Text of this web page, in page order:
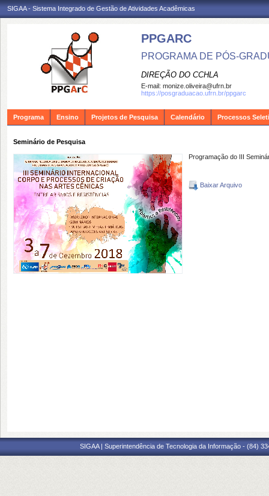
SIGAA - Sistema Integrado de Gestão de Atividades Acadêmicas
PPGARC
PROGRAMA DE PÓS-
DIREÇÃO DO CCHLA
E-mail: monize.oliveira@ufrn.br
https://posgraduacao.ufrn.br/ppgarc
Programa Ensino Projetos de Pesquisa Calendário Processos
Seminário de Pesquisa
Programação do III
Baixar Arquivo
SIGAA | Superintendência de Tecnologia da Informação - (84)